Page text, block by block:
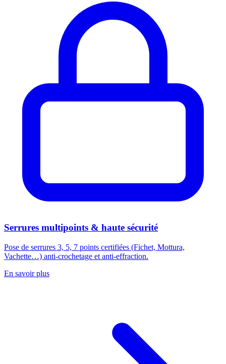
Serrures multipoints & haute sécurité
Pose de serrures 3, 5, 7 points certifiées (Fichet, Mottura,
Vachette…) anti-crochetage et anti-effraction.
En savoir plus